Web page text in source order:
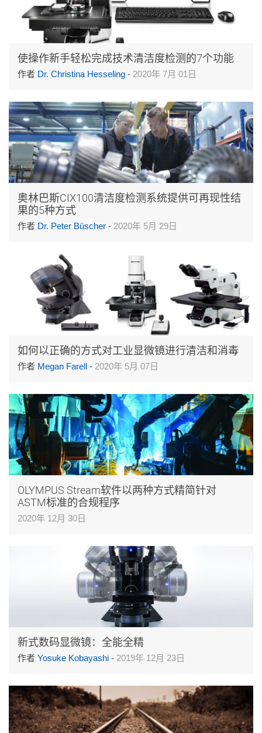
使操作新手轻松完成技术清洁度检测的7个功能
作者 Dr. Christina Hesseling - 2020年 7月 01日
奥林巴斯CIX100清洁度检测系统提供可再现性结
果的5种方式
作者 Dr. Peter Büscher - 2020年 5月 29日
如何以正确的方式对工业显微镜进行清洁和消毒
作者 Megan Farell - 2020年 5月 07日
OLYMPUS Stream软件以两种方式精简针对
ASTM标准的合规程序
2020年 12月 30日
新式数码显微镜：全能全精
作者 Yosuke Kobayashi - 2019年 12月 23日